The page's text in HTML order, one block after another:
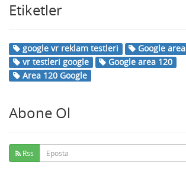
Etiketler
google vr reklam testleri
Google area
vr testleri google
Google area 120
Area 120 Google
Abone Ol
Rss